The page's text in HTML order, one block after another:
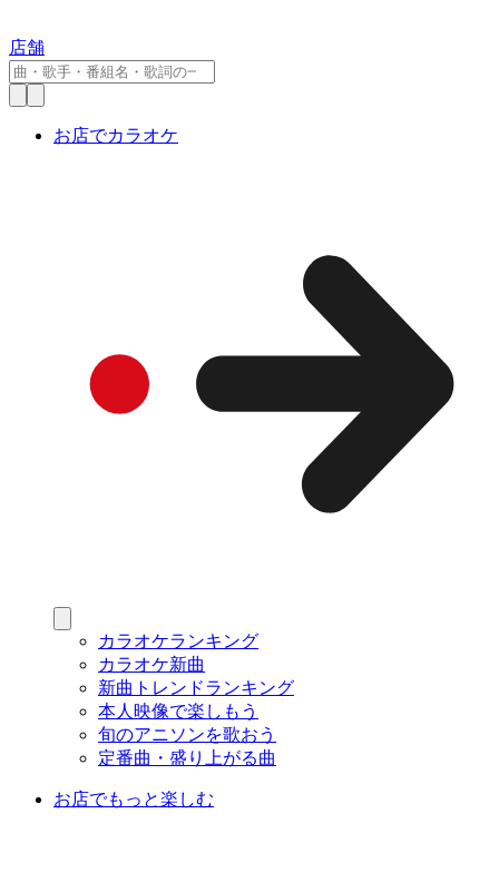
店舗
お店でカラオケ
カラオケランキング
カラオケ新曲
新曲トレンドランキング
本人映像で楽しもう
旬のアニソンを歌おう
定番曲・盛り上がる曲
お店でもっと楽しむ